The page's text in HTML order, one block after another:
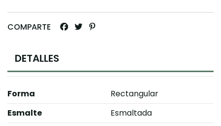
COMPARTE
DETALLES
Forma
Rectangular
Esmalte
Esmaltada